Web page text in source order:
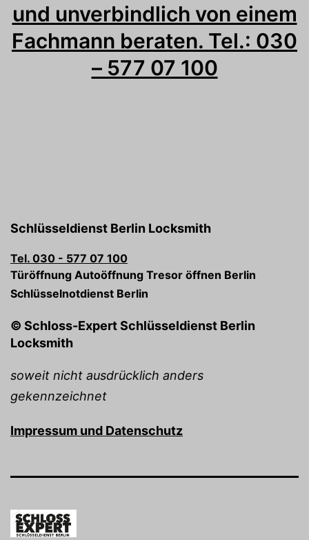
und unverbindlich von einem
Fachmann beraten. Tel.: 030
– 577 07 100
Schlüsseldienst Berlin Locksmith
Tel. 030 - 577 07 100
Türöffnung Autoöffnung Tresor öffnen Berlin
Schlüsselnotdienst Berlin
© Schloss-Expert Schlüsseldienst Berlin
Locksmith
soweit nicht ausdrücklich anders
gekennzeichnet
Impressum und Datenschutz